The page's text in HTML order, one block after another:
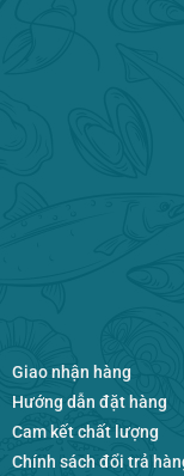
Giao nhận hàng
Hướng dẫn đặt hàng
Cam kết chất lượng
Chính sách đổi trả